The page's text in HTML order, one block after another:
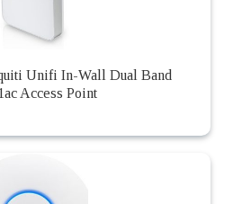
Unifi In-Wall Dual Band
Access Point